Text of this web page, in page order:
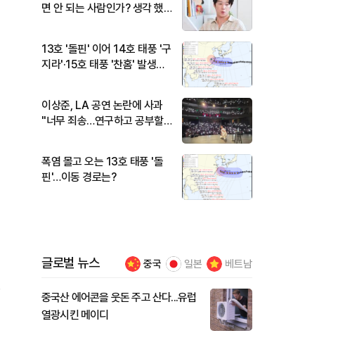
면 안 되는 사람인가? 생각 했
13호 '돌핀' 이어 14호 태풍 '구
지라'·15호 태풍 '찬홈' 발생…
이상준, LA 공연 논란에 사과
"너무 죄송…연구하고 공부할
폭염 몰고 오는 13호 태풍 '돌
핀'…이동 경로는?
글로벌 뉴스 중국 일본 베트남
중국산 에어콘을 웃돈 주고 산다...유럽
열광시킨 메이디